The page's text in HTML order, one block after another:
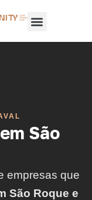
São
empresas que
São Roque e